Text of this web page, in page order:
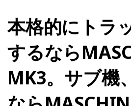
本格的にトラ
するなら
MK3。サブ機